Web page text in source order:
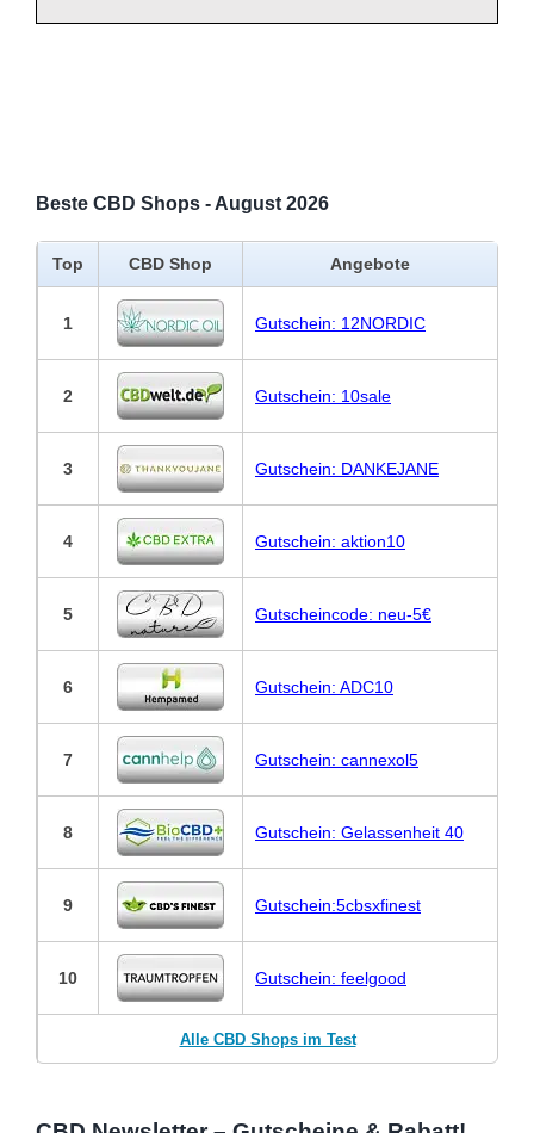
Beste CBD Shops - August 2026
Top CBD Shop Angebote
1 Gutschein: 12NORDIC
2 Gutschein: 10sale
3 Gutschein: DANKEJANE
4 Gutschein: aktion10
5 Gutscheincode: neu-5€
6 Gutschein: ADC10
7 Gutschein: cannexol5
8 Gutschein: Gelassenheit 40
9 Gutschein:5cbsxfinest
10 Gutschein: feelgood
Alle CBD Shops im Test